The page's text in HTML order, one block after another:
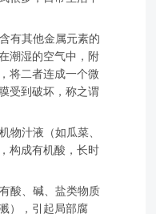
有其他金属元素的
潮湿的空气中，附
将二者连成一个微
受到破坏，称之谓
物汁液（如瓜菜、
构成有机酸，长时
酸、碱、盐类物质
），引起局部腐